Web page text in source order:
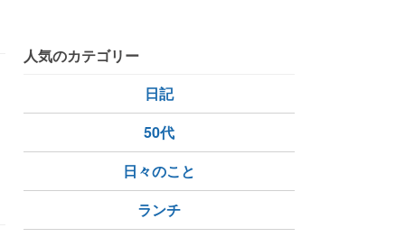
人気のカテゴリー
日記
50代
日々のこと
ランチ